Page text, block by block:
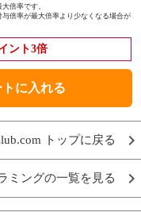
倍率です。
倍率が最大倍率より少なくなる場合が
ント3倍
トに入れる
トップに戻る
ミングの一覧を見る